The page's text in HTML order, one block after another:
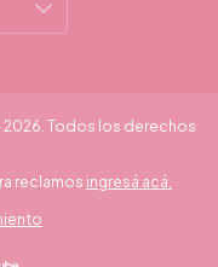
2026. Todos los derechos
reclamos ingresá acá.